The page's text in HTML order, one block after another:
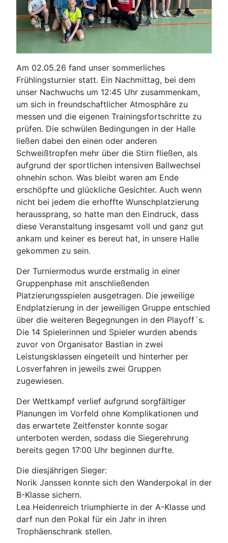
Am 02.05.26 fand unser sommerliches
Frühlingsturnier statt. Ein Nachmittag, bei dem
unser Nachwuchs um 12:45 Uhr zusammenkam,
um sich in freundschaftlicher Atmosphäre zu
messen und die eigenen Trainingsfortschritte zu
prüfen. Die schwülen Bedingungen in der Halle
ließen dabei den einen oder anderen
Schweißtropfen mehr über die Stirn fließen, als
aufgrund der sportlichen intensiven Ballwechsel
ohnehin schon. Was bleibt waren am Ende
erschöpfte und glückliche Gesichter. Auch wenn
nicht bei jedem die erhoffte Wunschplatzierung
heraussprang, so hatte man den Eindruck, dass
diese Veranstaltung insgesamt voll und ganz gut
ankam und keiner es bereut hat, in unsere Halle
gekommen zu sein.
Der Turniermodus wurde erstmalig in einer
Gruppenphase mit anschließenden
Platzierungsspielen ausgetragen. Die jeweilige
Endplatzierung in der jeweiligen Gruppe entschied
über die weiteren Begegnungen in den Playoff´s.
Die 14 Spielerinnen und Spieler wurden abends
zuvor von Organisator Bastian in zwei
Leistungsklassen eingeteilt und hinterher per
Losverfahren in jeweils zwei Gruppen
zugewiesen.
Der Wettkampf verlief aufgrund sorgfältiger
Planungen im Vorfeld ohne Komplikationen und
das erwartete Zeitfenster konnte sogar
unterboten werden, sodass die Siegerehrung
bereits gegen 17:00 Uhr beginnen durfte.
Die diesjährigen Sieger:
Norik Janssen konnte sich den Wanderpokal in der
B-Klasse sichern.
Lea Heidenreich triumphierte in der A-Klasse und
darf nun den Pokal für ein Jahr in ihren
Trophäenschrank stellen.